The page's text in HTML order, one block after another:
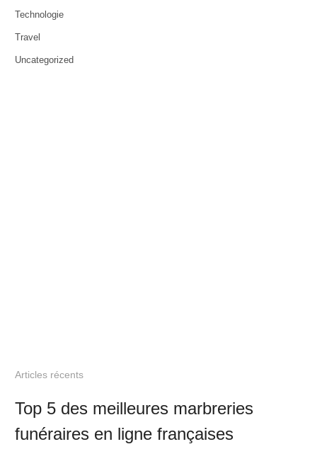
Technologie
Travel
Uncategorized
Articles récents
Top 5 des meilleures marbreries
funéraires en ligne françaises